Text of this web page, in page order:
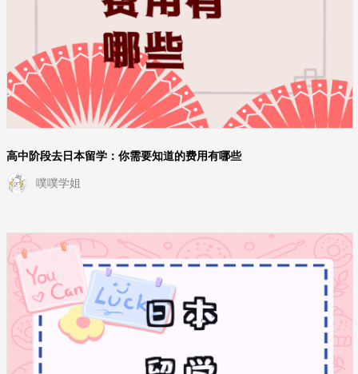
高中阶段去日本留学：你需要知道的费用有哪些
噗噗学姐